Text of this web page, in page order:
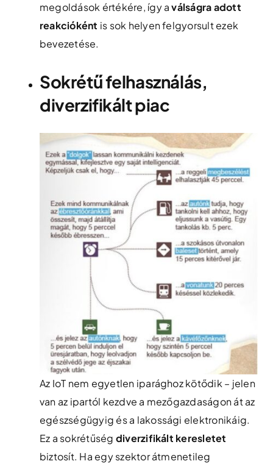
megoldások értékére, így aválságra adott
reakcióként is sok helyen felgyorsult ezek
bevezetése.
Sokrétű felhasználás,
diverzifikált piac
Az IoT nem egyetlen iparághoz kötődik – jelen
van az ipartól kezdve a mezőgazdaságon át az
egészségügyig és a lakossági elektronikáig.
Ez a sokrétűség diverzifikált keresletet
biztosít. Ha egy szektor átmenetileg